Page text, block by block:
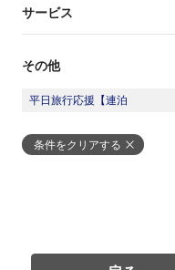
サービス
その他
平日旅行応援【連泊
条件をクリアする